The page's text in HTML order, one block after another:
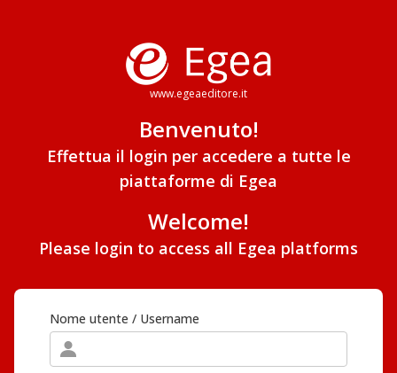
www.egeaeditore.it
Benvenuto!
Effettua il login per accedere a tutte le
piattaforme di Egea
Welcome!
Please login to access all Egea platforms
Nome utente / Username